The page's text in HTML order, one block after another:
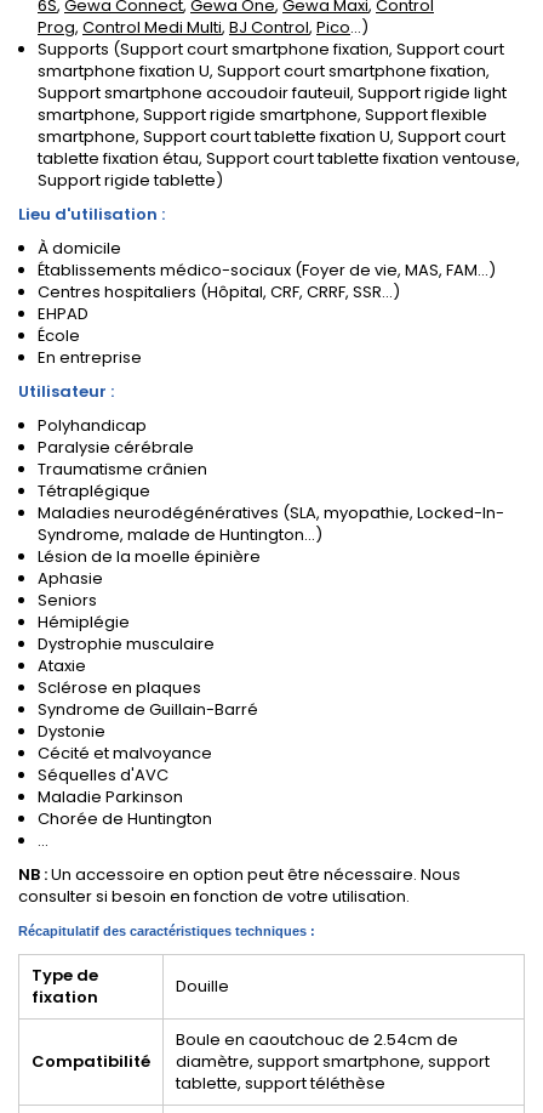
6S, Gewa Connect, Gewa One, Gewa Maxi, Control
Prog, Control Medi Multi, BJ Control, Pico...)
Supports (Support court smartphone fixation, Support court
smartphone fixation U, Support court smartphone fixation,
Support smartphone accoudoir fauteuil, Support rigide light
smartphone, Support rigide smartphone, Support flexible
smartphone, Support court tablette fixation U, Support court
tablette fixation étau, Support court tablette fixation ventouse,
Support rigide tablette)
Lieu d'utilisation :
À domicile
Établissements médico-sociaux (Foyer de vie, MAS, FAM...)
Centres hospitaliers (Hôpital, CRF, CRRF, SSR...)
EHPAD
École
En entreprise
Utilisateur :
Polyhandicap
Paralysie cérébrale
Traumatisme crânien
Tétraplégique
Maladies neurodégénératives (SLA, myopathie, Locked-In-
Syndrome, malade de Huntington...)
Lésion de la moelle épinière
Aphasie
Seniors
Hémiplégie
Dystrophie musculaire
Ataxie
Sclérose en plaques
Syndrome de Guillain-Barré
Dystonie
Cécité et malvoyance
Séquelles d'AVC
Maladie Parkinson
Chorée de Huntington
...
NB :Un accessoire en option peut être nécessaire. Nous
consulter si besoin en fonction de votre utilisation.
Récapitulatif des caractéristiques techniques :
Type de
fixation
Douille
Compatibilité
Boule en caoutchouc de 2.54cm de
diamètre, support smartphone, support
tablette, support téléthèse